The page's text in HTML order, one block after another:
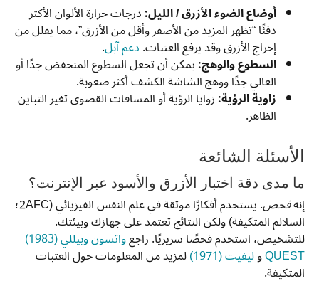
أوضاع الضوء الأزرق / الليل:درجات حرارة الألوان الأكثر
دفئًا “تظهر المزيد من الأصفر وأقل من الأزرق”، مما يقلل من
إخراج الأزرق وقد يرفع العتبات.دعم آبل.
السطوع والوهج:يمكن أن تجعل السطوع المنخفض جدًا أو
العالي جدًا ووهج الشاشة الكشف أكثر صعوبة.
زاوية الرؤية:زوايا الرؤية أو المسافات القصوى تغير التباين
الظاهر.
الأسئلة الشائعة
ما مدى دقة اختبار الأزرق والأسود عبر الإنترنت؟
إنهفحص . يستخدم أفكارًا موثقة في علم النفس الفيزيائي (2AFC؛
السلالم المتكيفة) ولكن النتائج تعتمد على جهازك وبيئتك.
للتشخيص، استخدم فحصًا سريريًا. راجع واتسون وبيللي (1983)
QUESTوليفيت (1971) لمزيد من المعلومات حول العتبات
المتكيفة.